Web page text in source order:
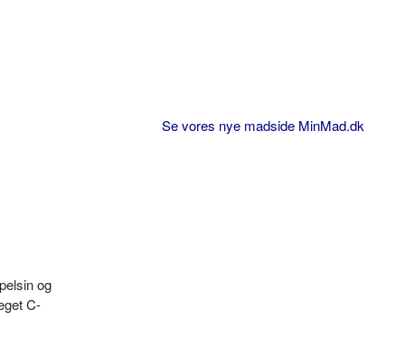
og
C-
Se vores nye madside MinMad.dk